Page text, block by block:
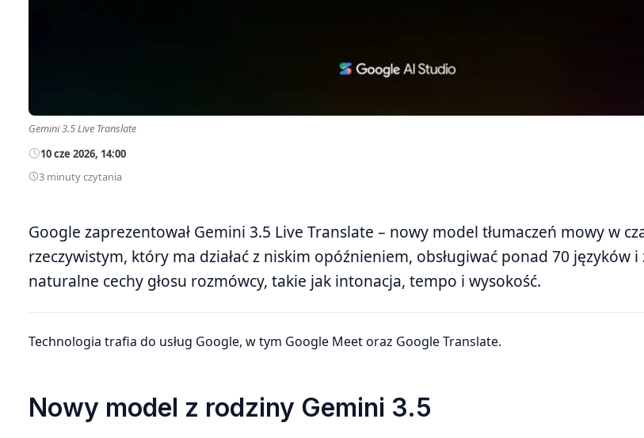
Gemini 3.5 Live Translate
10 cze 2026, 14:00
3 minuty czytania
Google zaprezentował Gemini 3.5 Live Translate – nowy model tłumaczeń mowy w
rzeczywistym, który ma działać z niskim opóźnieniem, obsługiwać ponad 70 języków i
naturalne cechy głosu rozmówcy, takie jak intonacja, tempo i wysokość.
Technologia trafia do usług Google, w tym Google Meet oraz Google Translate.
Nowy model z rodziny Gemini 3.5